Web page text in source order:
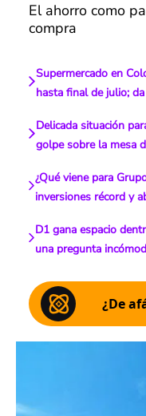
El ahorro como
compra
Supermercado en
hasta final de julio;
Delicada situación
golpe sobre la mesa
¿Qué viene para
inversiones récord y
D1 gana espacio
una pregunta
¿De